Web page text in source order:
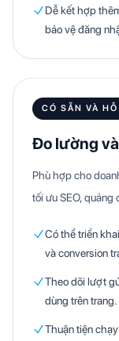
Dễ kết hợp
bảo vệ đăng
CÓ SẴN VÀ
Đo lường
Phù hợp cho
tối ưu SEO, quảng
Có thể triển
và conversion
Theo dõi lượt
dùng trên trang.
Thuận tiện